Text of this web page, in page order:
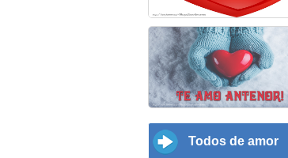
Todos de amor